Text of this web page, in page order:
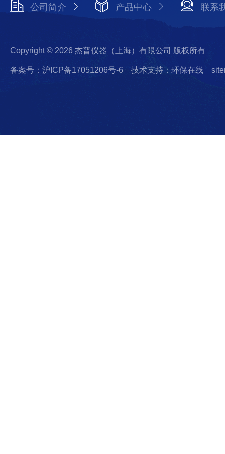
公司简介 产品中心 联系
Copyright © 2026 杰普仪器（上海）有限公司 版权所有
备案号：沪ICP备17051206号-6 技术支持：环保在线